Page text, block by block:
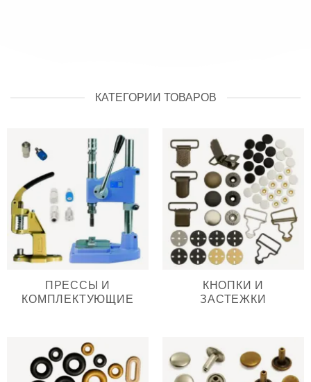
КАТЕГОРИИ ТОВАРОВ
ПРЕССЫ И
КОМПЛЕКТУЮЩИЕ
КНОПКИ И
ЗАСТЕЖКИ